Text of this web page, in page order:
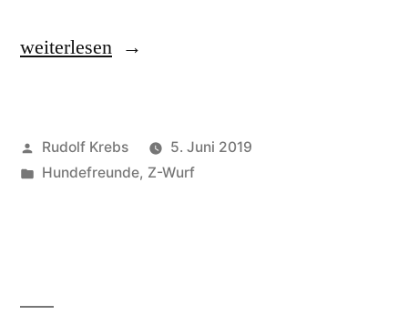
„ZUCKI
–
weiterlesen
Veröffentlicht
von
Rudolf Krebs
5. Juni 2019
Veröffentlicht
Hundefreunde, Z-Wurf